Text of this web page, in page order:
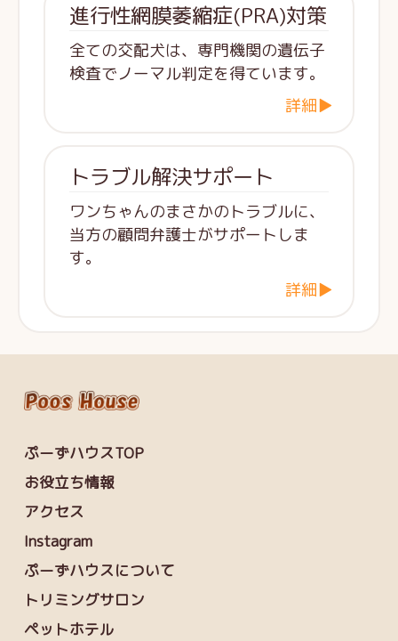
進行性網膜萎縮症(PRA)対策
全ての交配犬は、専門機関の遺伝子
検査でノーマル判定を得ています。
詳細▶
トラブル解決サポート
ワンちゃんのまさかのトラブルに、
当方の顧問弁護士がサポートしま
す。
詳細▶
ぷーずハウスTOP
お役立ち情報
アクセス
Instagram
ぷーずハウスについて
トリミングサロン
ペットホテル